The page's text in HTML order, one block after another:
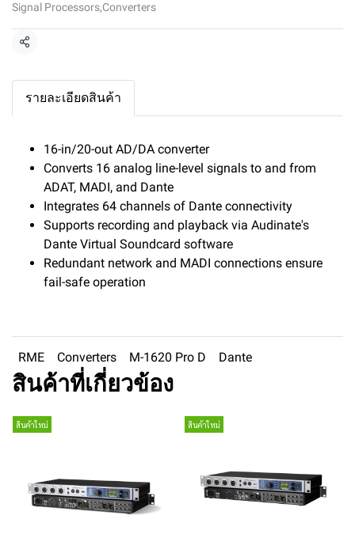
Signal Processors,Converters
แชร์
รายละเอียดสินค้า
16-in/20-out AD/DA converter
Converts 16 analog line-level signals to and from
ADAT, MADI, and Dante
Integrates 64 channels of Dante connectivity
Supports recording and playback via Audinate's
Dante Virtual Soundcard software
Redundant network and MADI connections ensure
fail-safe operation
RME Converters M-1620 Pro D Dante
สินค้าที่เกี่ยวข้อง
สินค้าใหม่ สินค้าใหม่